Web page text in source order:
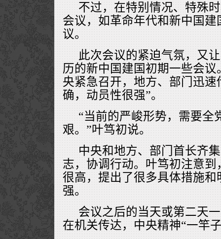
不过，在特别情况、特殊
会议，如革命年代和新中国
议。
此次会议的紧迫气氛，又
历的新中国建国初期一些会
央紧急召开，地方、部门迅速
确，动员性很强”。
“当前的严峻形势，需要全
艰。”叶笃初说。
中央和地方、部门首长齐
志，协调行动。叶笃初注意
很高，提出了很多具体措施
强。
会议之后的当天或第二天
在机关传达，中央精神“一竿